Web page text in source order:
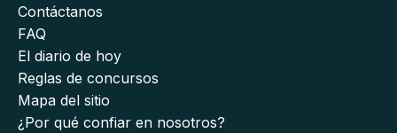
Contáctanos
FAQ
El diario de hoy
Reglas de concursos
Mapa del sitio
¿Por qué confiar en nosotros?